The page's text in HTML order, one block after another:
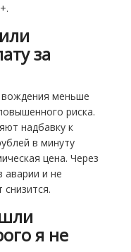
за
меньше
риска.
надбавку к
в минуту
цена. Через
аварии и не
я не